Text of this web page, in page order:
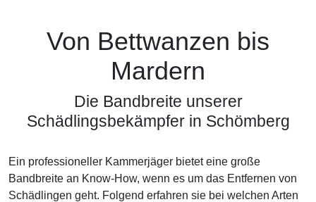
Von Bettwanzen bis
Mardern
Die Bandbreite unserer
Schädlingsbekämpfer in Schömberg
Ein professioneller Kammerjäger bietet eine große
Bandbreite an Know-How, wenn es um das Entfernen von
Schädlingen geht. Folgend erfahren sie bei welchen Arten